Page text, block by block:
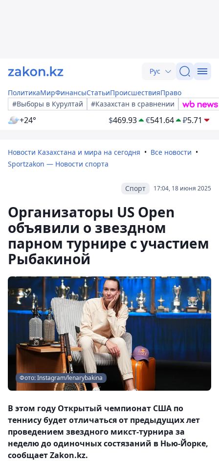
Рус
ПолитикаМирФинансыСтатьиПроисшествияПраво
#Выборы в Курултай
#Казахстан в сравнении
+24° $469.93 €541.64 ₽5.71
Новости Казахстана и мира на сегодня
Все новости
Sportzakon — Новости спорта
17:04, 18 июня 2025
Спорт
Организаторы US Open
объявили о звездном
парном турнире с участием
Рыбакиной
Фото: Instagram/lenarybakina
В этом году Открытый чемпионат США по
теннису будет отличаться от предыдущих лет
проведением звездного микст-турнира за
неделю до одиночных состязаний в Нью-Йорке,
сообщает Zakon.kz.